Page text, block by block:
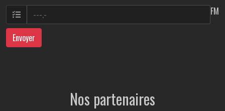
FM
Envoyer
Nos partenaires